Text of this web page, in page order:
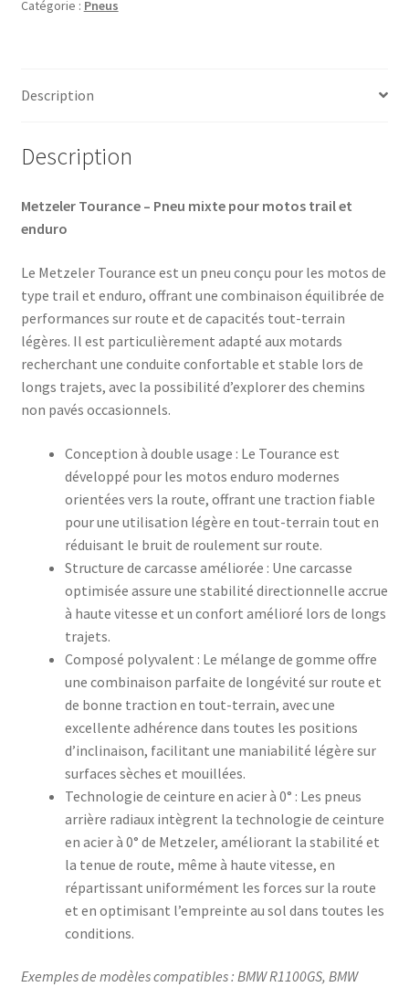
Catégorie : Pneus
Description
Description
Metzeler Tourance – Pneu mixte pour motos trail et
enduro
Le Metzeler Tourance est un pneu conçu pour les motos de
type trail et enduro, offrant une combinaison équilibrée de
performances sur route et de capacités tout-terrain
légères. Il est particulièrement adapté aux motards
recherchant une conduite confortable et stable lors de
longs trajets, avec la possibilité d’explorer des chemins
non pavés occasionnels.​
Conception à double usage : Le Tourance est
développé pour les motos enduro modernes
orientées vers la route, offrant une traction fiable
pour une utilisation légère en tout-terrain tout en
réduisant le bruit de roulement sur route.
Structure de carcasse améliorée : Une carcasse
optimisée assure une stabilité directionnelle accrue
à haute vitesse et un confort amélioré lors de longs
trajets.
Composé polyvalent : Le mélange de gomme offre
une combinaison parfaite de longévité sur route et
de bonne traction en tout-terrain, avec une
excellente adhérence dans toutes les positions
d’inclinaison, facilitant une maniabilité légère sur
surfaces sèches et mouillées.
Technologie de ceinture en acier à 0° : Les pneus
arrière radiaux intègrent la technologie de ceinture
en acier à 0° de Metzeler, améliorant la stabilité et
la tenue de route, même à haute vitesse, en
répartissant uniformément les forces sur la route
et en optimisant l’empreinte au sol dans toutes les
conditions.
Exemples de modèles compatibles : BMW R1100GS, BMW